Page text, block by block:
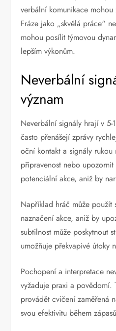
verbální komunikace mohou
Fráze jako „skvělá práce“
mohou posílit týmovou
lepším výkonům.
Neverbální
význam
Neverbální signály hrají v
často přenášejí zprávy
oční kontakt a signály rukou
připravenost nebo
potenciální akce, aniž by
Například hráč může použít
naznačení akce, aniž by
subtilnost může poskytnout
umožňuje překvapivé útoky
Pochopení a interpretace
vyžaduje praxi a povědomí.
provádět cvičení zaměřená
svou efektivitu během